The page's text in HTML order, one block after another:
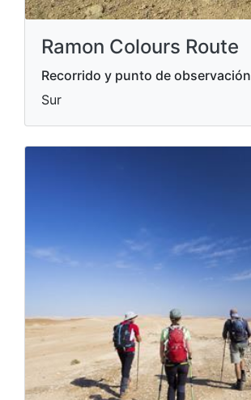
Ramon Colours Route
Recorrido y punto de observación
Sur